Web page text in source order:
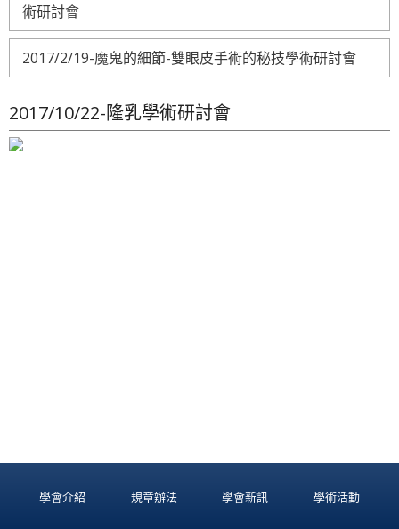
術研討會
2017/2/19-魔鬼的細節-雙眼皮手術的秘技學術研討會
2017/10/22-隆乳學術研討會
學會介紹 規章辦法 學會新訊 學術活動